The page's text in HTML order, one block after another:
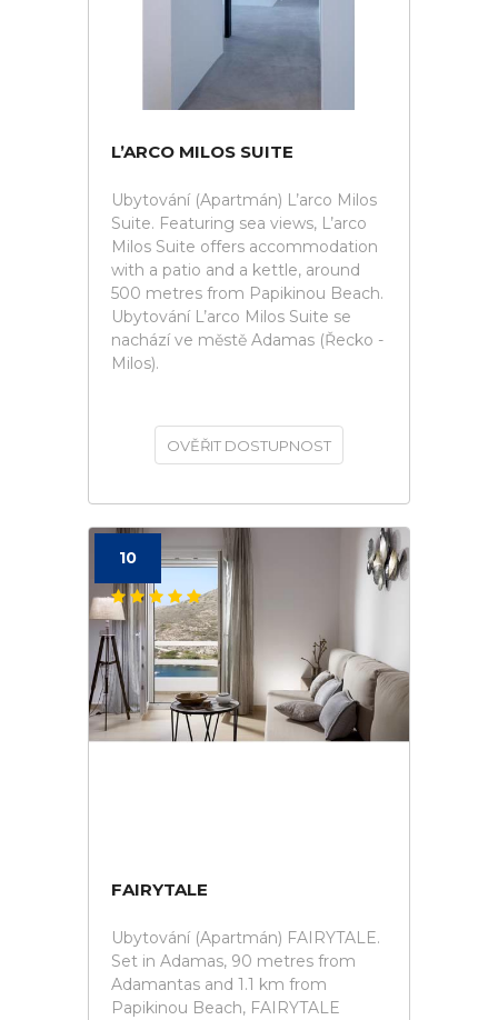
L’ARCO MILOS SUITE
Ubytování (Apartmán) L’arco Milos
Suite. Featuring sea views, L’arco
Milos Suite offers accommodation
with a patio and a kettle, around
500 metres from Papikinou Beach.
Ubytování L’arco Milos Suite se
nachází ve městě Adamas (Řecko -
Milos).
OVĚŘIT DOSTUPNOST
10
FAIRYTALE
Ubytování (Apartmán) FAIRYTALE.
Set in Adamas, 90 metres from
Adamantas and 1.1 km from
Papikinou Beach, FAIRYTALE